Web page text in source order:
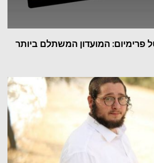
פרימיום: המועדון המשתלם ביותר